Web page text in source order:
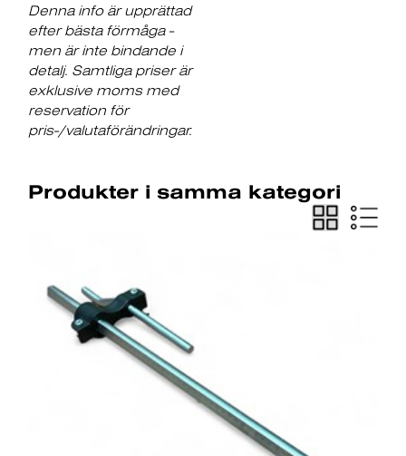
Denna info är upprättad
efter bästa förmåga -
men är inte bindande i
detalj. Samtliga priser är
exklusive moms med
reservation för
pris-/valutaförändringar.
Produkter i samma kategori